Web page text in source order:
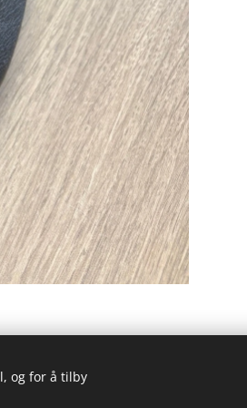
og for å tilby